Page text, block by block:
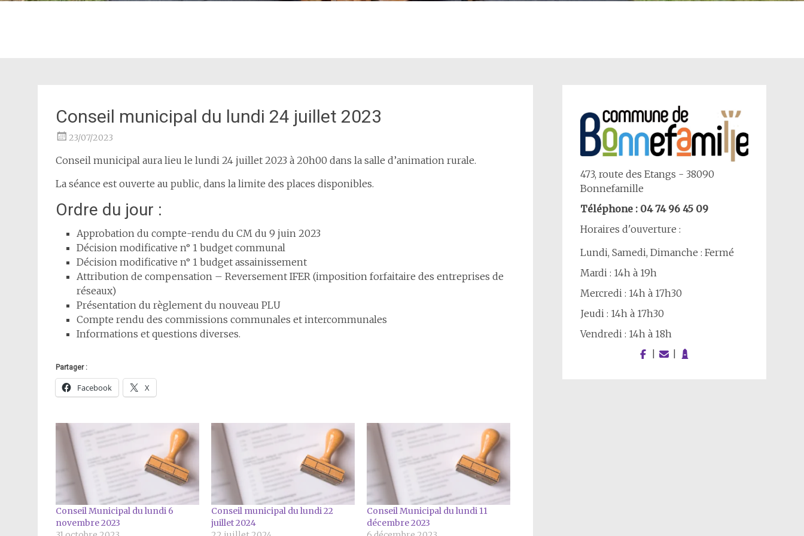
Conseil municipal du lundi 24 juillet 2023
23/07/2023
Conseil municipal aura lieu le lundi 24 juillet 2023 à 20h00 dans la salle d’animation rurale.
La séance est ouverte au public, dans la limite des places disponibles.
Ordre du jour :
Approbation du compte-rendu du CM du 9 juin 2023
Décision modificative n° 1 budget communal
Décision modificative n° 1 budget assainissement
Attribution de compensation – Reversement IFER (imposition forfaitaire des entreprises de
réseaux)
Présentation du règlement du nouveau PLU
Compte rendu des commissions communales et intercommunales
Informations et questions diverses.
Partager :
Facebook X
Conseil Municipal du lundi 6
novembre 2023
Conseil municipal du lundi 22
juillet 2024
Conseil Municipal du lundi 11
décembre 2023
473, route des Etangs - 38090
Bonnefamille
Téléphone : 04 74 96 45 09
Horaires d'ouverture :
Lundi, Samedi, Dimanche : Fermé
Mardi : 14h à 19h
Mercredi : 14h à 17h30
Jeudi : 14h à 17h30
Vendredi : 14h à 18h